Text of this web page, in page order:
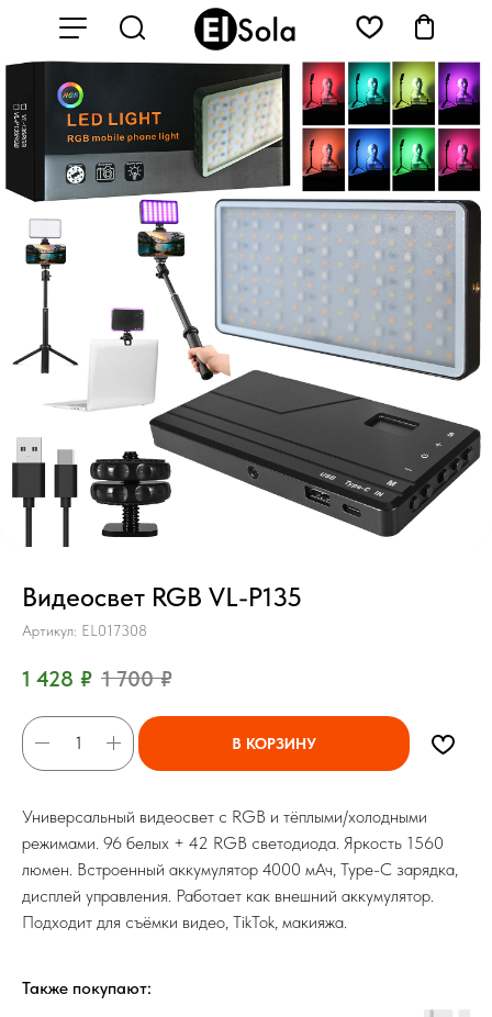
Видеосвет RGB VL-P135
Артикул: EL017308
1 428 ₽ 1 700 ₽
В КОРЗИНУ
Универсальный видеосвет с RGB и тёплыми/холодными
режимами. 96 белых + 42 RGB светодиода. Яркость 1560
люмен. Встроенный аккумулятор 4000 мАч, Type-C зарядка,
дисплей управления. Работает как внешний аккумулятор.
Подходит для съёмки видео, TikTok, макияжа.
Также покупают: